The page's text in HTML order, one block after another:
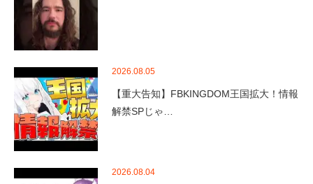
2026.08.05
【重大告知】FBKINGDOM王国拡大！情報
解禁SPじゃ…
2026.08.04